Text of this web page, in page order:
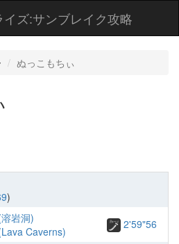
ズ:サンブレイク攻略
ぬっこもちぃ
)
岩洞)
Caverns)
2'59"56